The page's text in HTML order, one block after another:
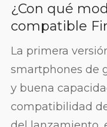
¿Con qué
compatible
La primera
smartphones de
y buena
compatibilidad